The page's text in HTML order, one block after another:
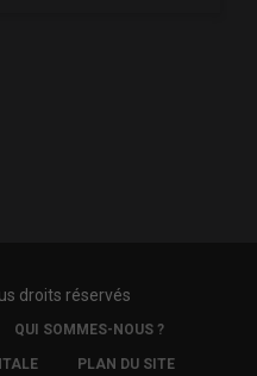
droits réservés
QUI SOMMES-NOUS ?
PLAN DU SITE